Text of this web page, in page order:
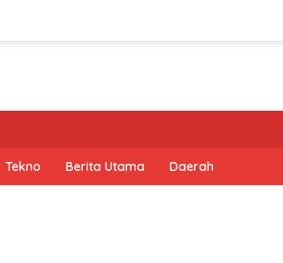
Tekno Berita Utama Daerah